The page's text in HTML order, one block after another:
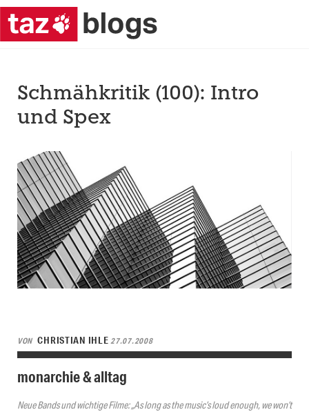
Schmähkritik (100): Intro
und Spex
VON CHRISTIAN IHLE27.07.2008
monarchie & alltag
Neue Bands und wichtige Filme: „As long as the music’s loud enough, we won’t